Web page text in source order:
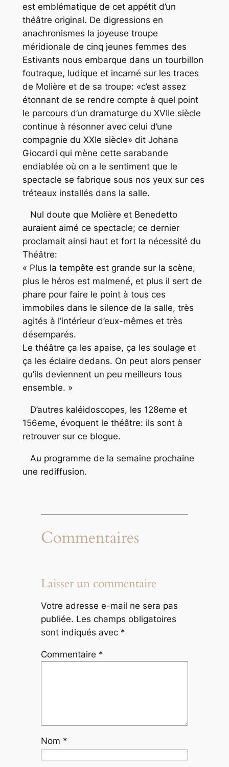
est emblématique de cet appétit d’un
théâtre original. De digressions en
anachronismes la joyeuse troupe
méridionale de cinq jeunes femmes des
Estivants nous embarque dans un tourbillon
foutraque, ludique et incarné sur les traces
de Molière et de sa troupe: «c’est assez
étonnant de se rendre compte à quel point
le parcours d’un dramaturge du XVIIe siècle
continue à résonner avec celui d’une
compagnie du XXIe siècle» dit Johana
Giocardi qui mène cette sarabande
endiablée où on a le sentiment que le
spectacle se fabrique sous nos yeux sur ces
tréteaux installés dans la salle.
Nul doute que Molière et Benedetto
auraient aimé ce spectacle; ce dernier
proclamait ainsi haut et fort la nécessité du
Théâtre:
« Plus la tempête est grande sur la scène,
plus le héros est malmené, et plus il sert de
phare pour faire le point à tous ces
immobiles dans le silence de la salle, très
agités à l’intérieur d’eux-mêmes et très
désemparés.
Le théâtre ça les apaise, ça les soulage et
ça les éclaire dedans. On peut alors penser
qu’ils deviennent un peu meilleurs tous
ensemble. »
D’autres kaléidoscopes, les 128eme et
156eme, évoquent le théâtre: ils sont à
retrouver sur ce blogue.
Au programme de la semaine prochaine
une rediffusion.
Commentaires
Laisser un commentaire
Votre adresse e-mail ne sera pas
publiée. Les champs obligatoires
sont indiqués avec *
Commentaire *
Nom *